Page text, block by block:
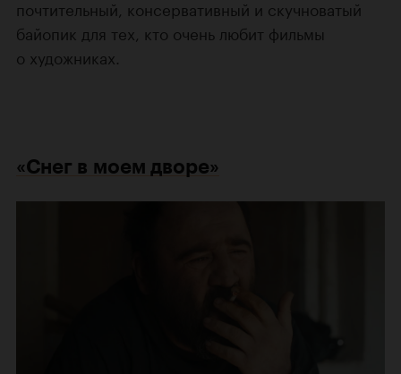
почтительный, консервативный и скучноватый
байопик для тех, кто очень любит фильмы
о художниках.
«Снег в моем дворе»